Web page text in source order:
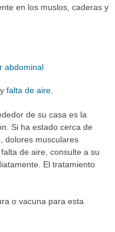
en los muslos, caderas y
abdominal
y falta de aire
de su casa es la
Si ha estado cerca de
dolores musculares
de aire, consulte a su
El tratamiento
o vacuna para esta